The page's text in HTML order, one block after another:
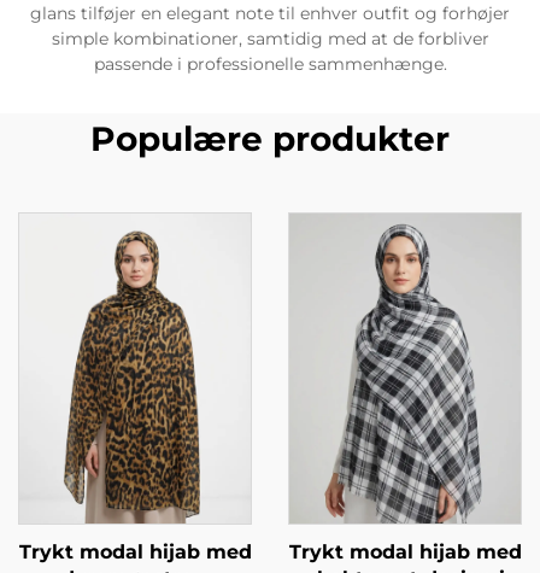
glans tilføjer en elegant note til enhver outfit og forhøjer
simple kombinationer, samtidig med at de forbliver
passende i professionelle sammenhænge.
Populære produkter
Trykt modal hijab med
Trykt modal hijab med